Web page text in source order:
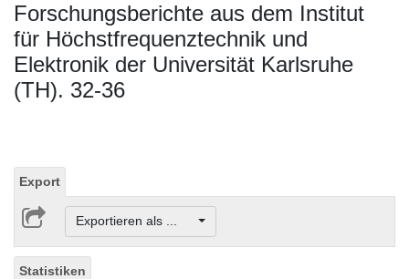
Forschungsberichte aus dem Institut
für Höchstfrequenztechnik und
Elektronik der Universität Karlsruhe
(TH). 32-36
Export
Exportieren als ...
Statistiken